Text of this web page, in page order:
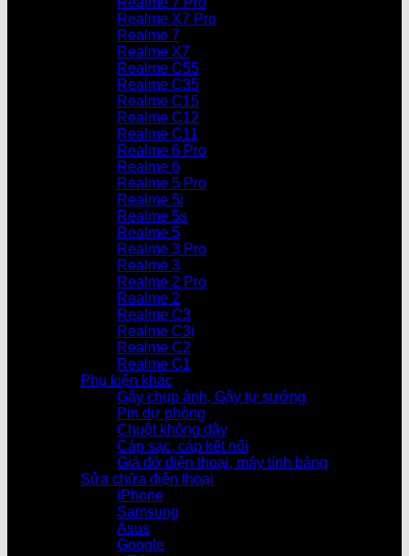
Realme X7 Pro
Realme 7
Realme X7
Realme C55
Realme C35
Realme C15
Realme C12
Realme C11
Realme 6 Pro
Realme 6
Realme 5 Pro
Realme 5i
Realme 5s
Realme 5
Realme 3 Pro
Realme 3
Realme 2 Pro
Realme 2
Realme C3
Realme C3i
Realme C2
Realme C1
Phụ kiện khác
Gậy chụp ảnh, Gậy tự sướng
Pin dự phòng
Chuột không dây
Cáp sạc, cáp kết nối
Giá đỡ điện thoại, máy tính bảng
Sửa chữa điện thoại
iPhone
Samsung
Asus
Google